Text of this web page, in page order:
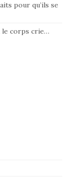
pour qu’ils se
le corps crie…